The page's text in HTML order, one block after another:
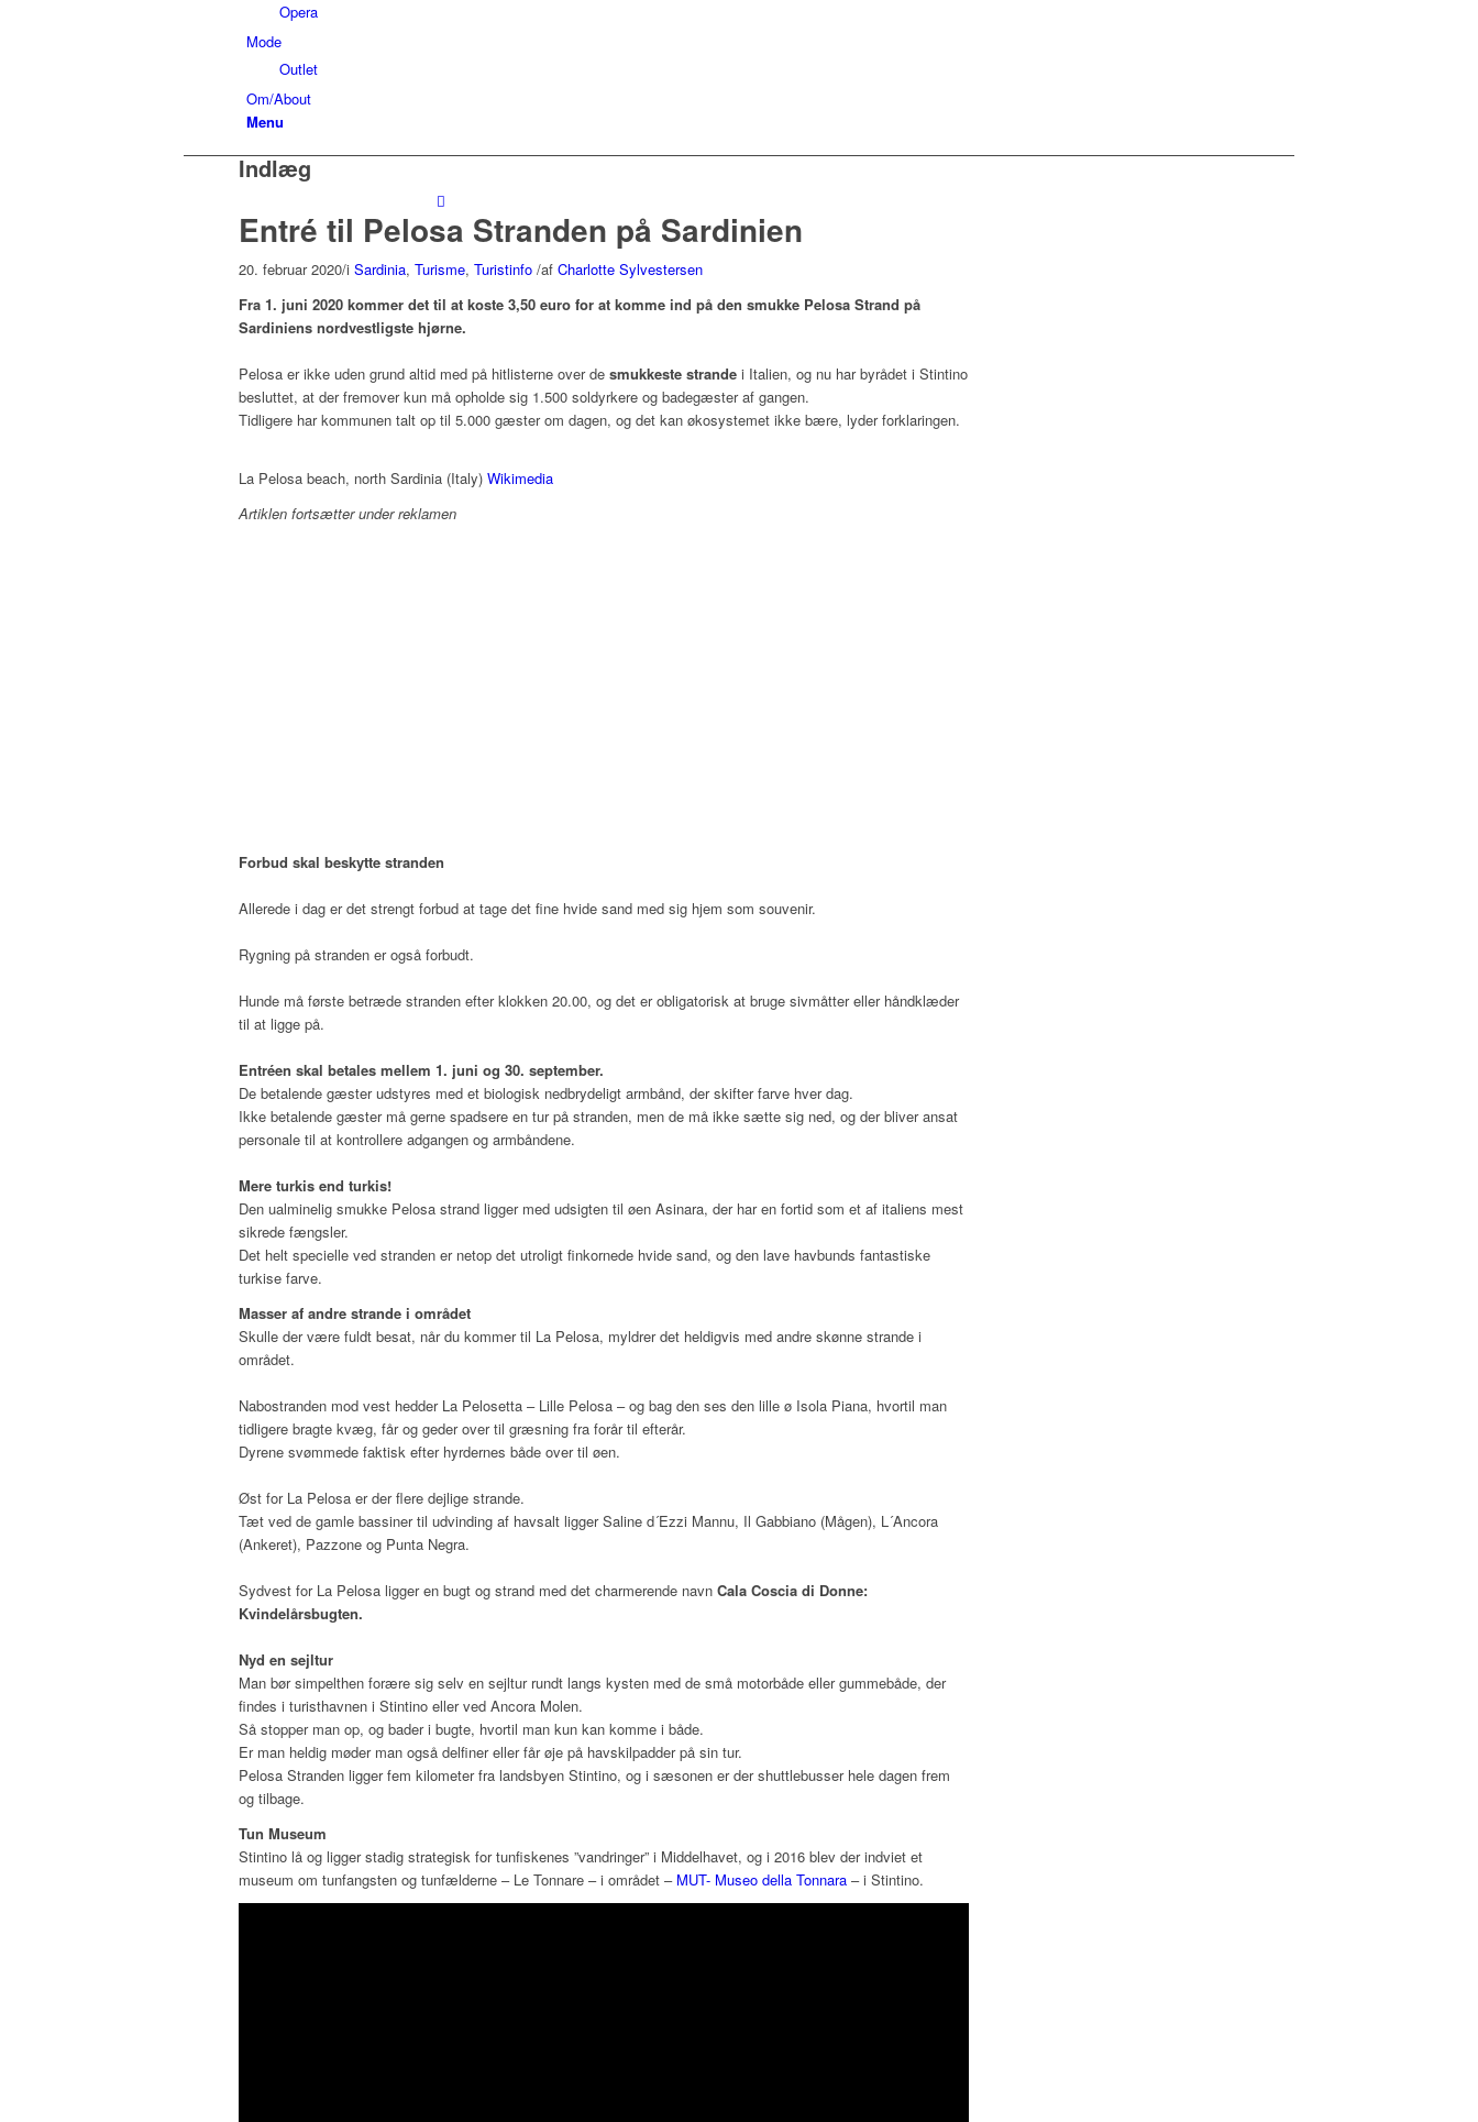
Opera
Mode
Outlet
Om/About
Menu
Indlæg
Entré til Pelosa Stranden på Sardinien
20. februar 2020/i Sardinia, Turisme, Turistinfo /af Charlotte Sylvestersen
Fra 1. juni 2020 kommer det til at koste 3,50 euro for at komme ind på den smukke Pelosa Strand på
Sardiniens nordvestligste hjørne.
Pelosa er ikke uden grund altid med på hitlisterne over de smukkeste strande i Italien, og nu har byrådet i Stintino
besluttet, at der fremover kun må opholde sig 1.500 soldyrkere og badegæster af gangen.
Tidligere har kommunen talt op til 5.000 gæster om dagen, og det kan økosystemet ikke bære, lyder forklaringen.
La Pelosa beach, north Sardinia (Italy) Wikimedia
Artiklen fortsætter under reklamen
Forbud skal beskytte stranden
Allerede i dag er det strengt forbud at tage det fine hvide sand med sig hjem som souvenir.
Rygning på stranden er også forbudt.
Hunde må første betræde stranden efter klokken 20.00, og det er obligatorisk at bruge sivmåtter eller håndklæder
til at ligge på.
Entréen skal betales mellem 1. juni og 30. september.
De betalende gæster udstyres med et biologisk nedbrydeligt armbånd, der skifter farve hver dag.
Ikke betalende gæster må gerne spadsere en tur på stranden, men de må ikke sætte sig ned, og der bliver ansat
personale til at kontrollere adgangen og armbåndene.
Mere turkis end turkis!
Den ualminelig smukke Pelosa strand ligger med udsigten til øen Asinara, der har en fortid som et af italiens mest
sikrede fængsler.
Det helt specielle ved stranden er netop det utroligt finkornede hvide sand, og den lave havbunds fantastiske
turkise farve.
Masser af andre strande i området
Skulle der være fuldt besat, når du kommer til La Pelosa, myldrer det heldigvis med andre skønne strande i
området.
Nabostranden mod vest hedder La Pelosetta – Lille Pelosa – og bag den ses den lille ø Isola Piana, hvortil man
tidligere bragte kvæg, får og geder over til græsning fra forår til efterår.
Dyrene svømmede faktisk efter hyrdernes både over til øen.
Øst for La Pelosa er der flere dejlige strande.
Tæt ved de gamle bassiner til udvinding af havsalt ligger Saline d´Ezzi Mannu, Il Gabbiano (Mågen), L´Ancora
(Ankeret), Pazzone og Punta Negra.
Sydvest for La Pelosa ligger en bugt og strand med det charmerende navn Cala Coscia di Donne:
Kvindelårsbugten.
Nyd en sejltur
Man bør simpelthen forære sig selv en sejltur rundt langs kysten med de små motorbåde eller gummebåde, der
findes i turisthavnen i Stintino eller ved Ancora Molen.
Så stopper man op, og bader i bugte, hvortil man kun kan komme i både.
Er man heldig møder man også delfiner eller får øje på havskilpadder på sin tur.
Pelosa Stranden ligger fem kilometer fra landsbyen Stintino, og i sæsonen er der shuttlebusser hele dagen frem
og tilbage.
Tun Museum
Stintino lå og ligger stadig strategisk for tunfiskenes ”vandringer” i Middelhavet, og i 2016 blev der indviet et
museum om tunfangsten og tunfælderne – Le Tonnare – i området – MUT- Museo della Tonnara – i Stintino.